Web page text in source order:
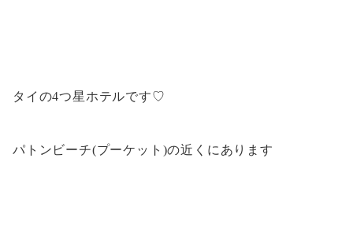
タイの4つ星ホテルです♡
パトンビーチ(プーケット)の近くにあります